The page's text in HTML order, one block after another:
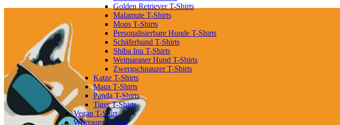
Golden Retriever T-Shirts
Malamute T-Shirts
Mops T-Shirts
Personalisierbare Hunde T-Shirts
Schäferhund T-Shirts
Shiba Inu T-Shirts
Weimaraner Hund T-Shirts
Zwergschnauzer T-Shirts
Katze T-Shirts
Maus T-Shirts
Panda T-Shirts
Tiger T-Shirts
Vegan T-Shirt
Weltraum T-Shirt